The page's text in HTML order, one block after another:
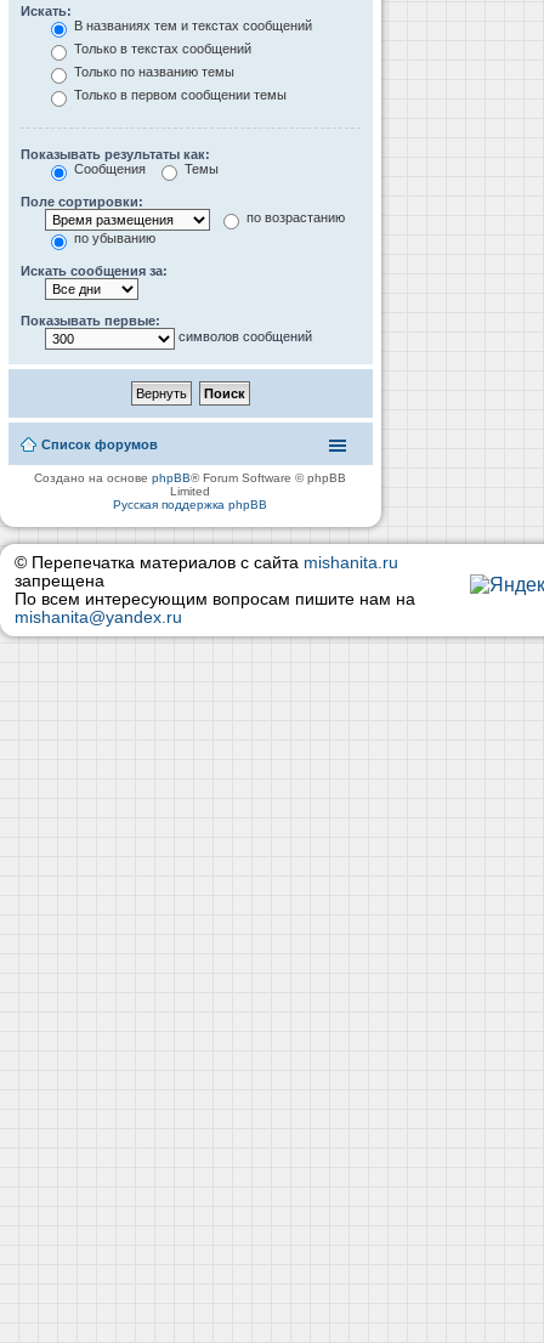
Искать:
В названиях тем и текстах сообщений
Только в текстах сообщений
Только по названию темы
Только в первом сообщении темы
Показывать результаты как:
Сообщения
Темы
Поле сортировки:
по возрастанию
по убыванию
Искать сообщения за:
Показывать первые:
символов сообщений
Список форумов
Создано на основеphpBB® Forum Software © phpBB
Limited
Русская поддержка phpBB
© Перепечатка материалов с сайта mishanita.ru
запрещена
По всем интересующим вопросам пишите нам на
mishanita@yandex.ru